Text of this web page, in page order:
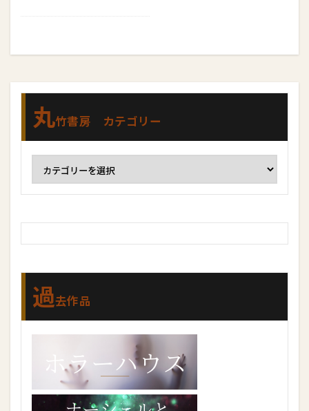
丸竹書房 カテゴリー
過去作品